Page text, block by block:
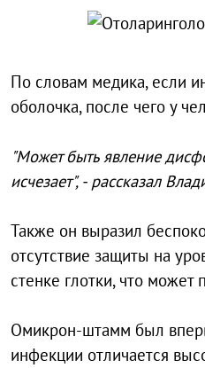
По словам медика, если
оболочка, после чего у
"Может быть явление
исчезает", - рассказал
Также он выразил
отсутствие защиты на
стенке глотки, что может
Омикрон-штамм был
инфекции отличается